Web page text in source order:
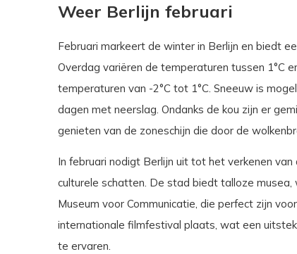
Weer Berlijn februari
Februari markeert de winter in Berlijn en biedt
Overdag variëren de temperaturen tussen 1°C
temperaturen van -2°C tot 1°C. Sneeuw is
dagen met neerslag. Ondanks de kou zijn er
genieten van de zoneschijn die door de
In februari nodigt Berlijn uit tot het verkenen
culturele schatten. De stad biedt talloze
Museum voor Communicatie, die perfect zijn
internationale filmfestival plaats, wat een
te ervaren.